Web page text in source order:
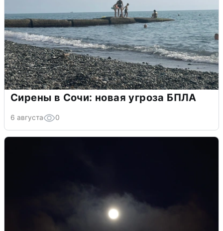
Сирены в Сочи: новая угроза БПЛА
6 августа 0